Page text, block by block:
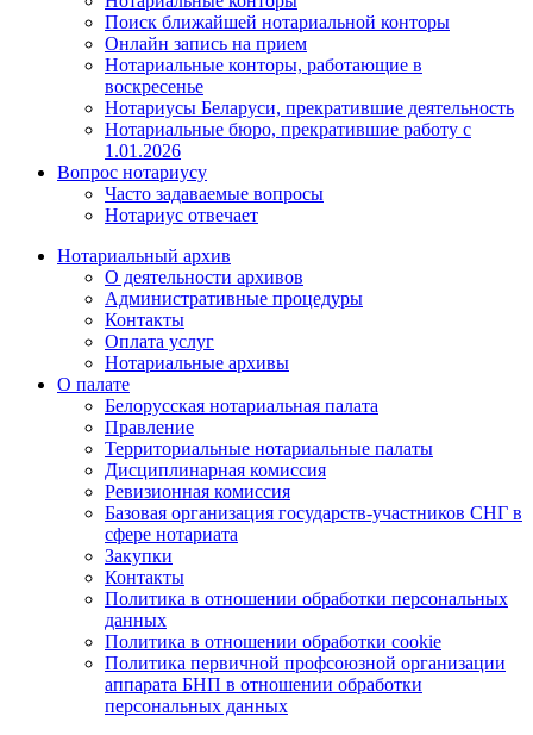
Поиск ближайшей нотариальной конторы
Онлайн запись на прием
Нотариальные конторы, работающие в
воскресенье
Нотариусы Беларуси, прекратившие деятельность
Нотариальные бюро, прекратившие работу с
1.01.2026
Вопрос нотариусу
Часто задаваемые вопросы
Нотариус отвечает
Нотариальный архив
О деятельности архивов
Административные процедуры
Контакты
Оплата услуг
Нотариальные архивы
О палате
Белорусская нотариальная палата
Правление
Территориальные нотариальные палаты
Дисциплинарная комиссия
Ревизионная комиссия
Базовая организация государств-участников СНГ в
сфере нотариата
Закупки
Контакты
Политика в отношении обработки персональных
данных
Политика в отношении обработки cookie
Политика первичной профсоюзной организации
аппарата БНП в отношении обработки
персональных данных